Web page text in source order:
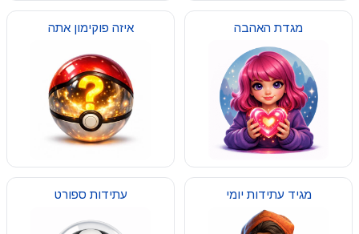
מגדת האהבה איזה פוקימון אתה
מגיד עתידות יומי עתידות ספורט